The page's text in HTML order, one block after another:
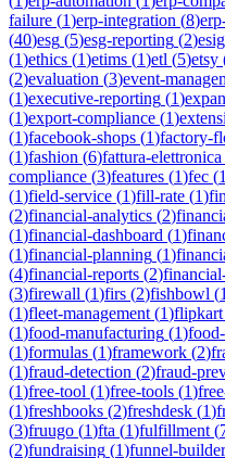
failure (1)erp-integration (8)
(40)esg (5)esg-reporting (2)
(1)ethics (1)etims (1)etl (5)etsy
(2)evaluation (3)event-
(1)executive-reporting (1)
(1)export-compliance (1)
(1)facebook-shops (1)factory-
(1)fashion (6)fattura-elettronica
compliance (3)features (1)fec (1
(1)field-service (1)fill-rate (1)
(2)financial-analytics (2)
(1)financial-dashboard (1)
(1)financial-planning (1)
(4)financial-reports (2)
(3)firewall (1)firs (2)fishbowl (1
(1)fleet-management (1)flipkart
(1)food-manufacturing (1)
(1)formulas (1)framework (2)
(1)fraud-detection (2)fraud-
(1)free-tool (1)free-tools (1)
(1)freshbooks (2)freshdesk (1)
(3)fruugo (1)fta (1)fulfillment (
(2)fundraising (1)funnel-builder